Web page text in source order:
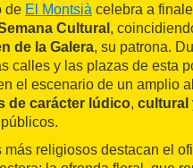
de El Montsià celebra a
Cultural ,
de la Galera, su patrona.
calles y las plazas de esta
el escenario de un amplio
de carácter lúdico, cultural
más religiosos destacan el